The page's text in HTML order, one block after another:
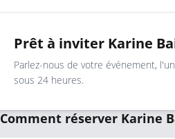
Prêt à inviter Karine
Parlez-nous de votre événement,
sous 24 heures.
Comment réserver Karine